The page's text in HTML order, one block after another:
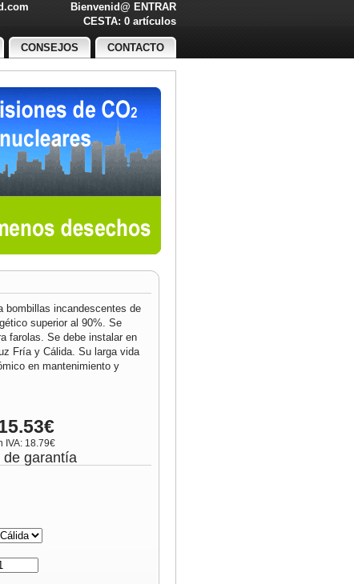
Bienvenid@ ENTRAR
CESTA: 0 artículos
CONSEJOS CONTACTO
bombillas incandescentes de
superior al 90%. Se
farolas. Se debe instalar en
Fría y Cálida. Su larga vida
en mantenimiento y
IVA: 18.79€
de garantía